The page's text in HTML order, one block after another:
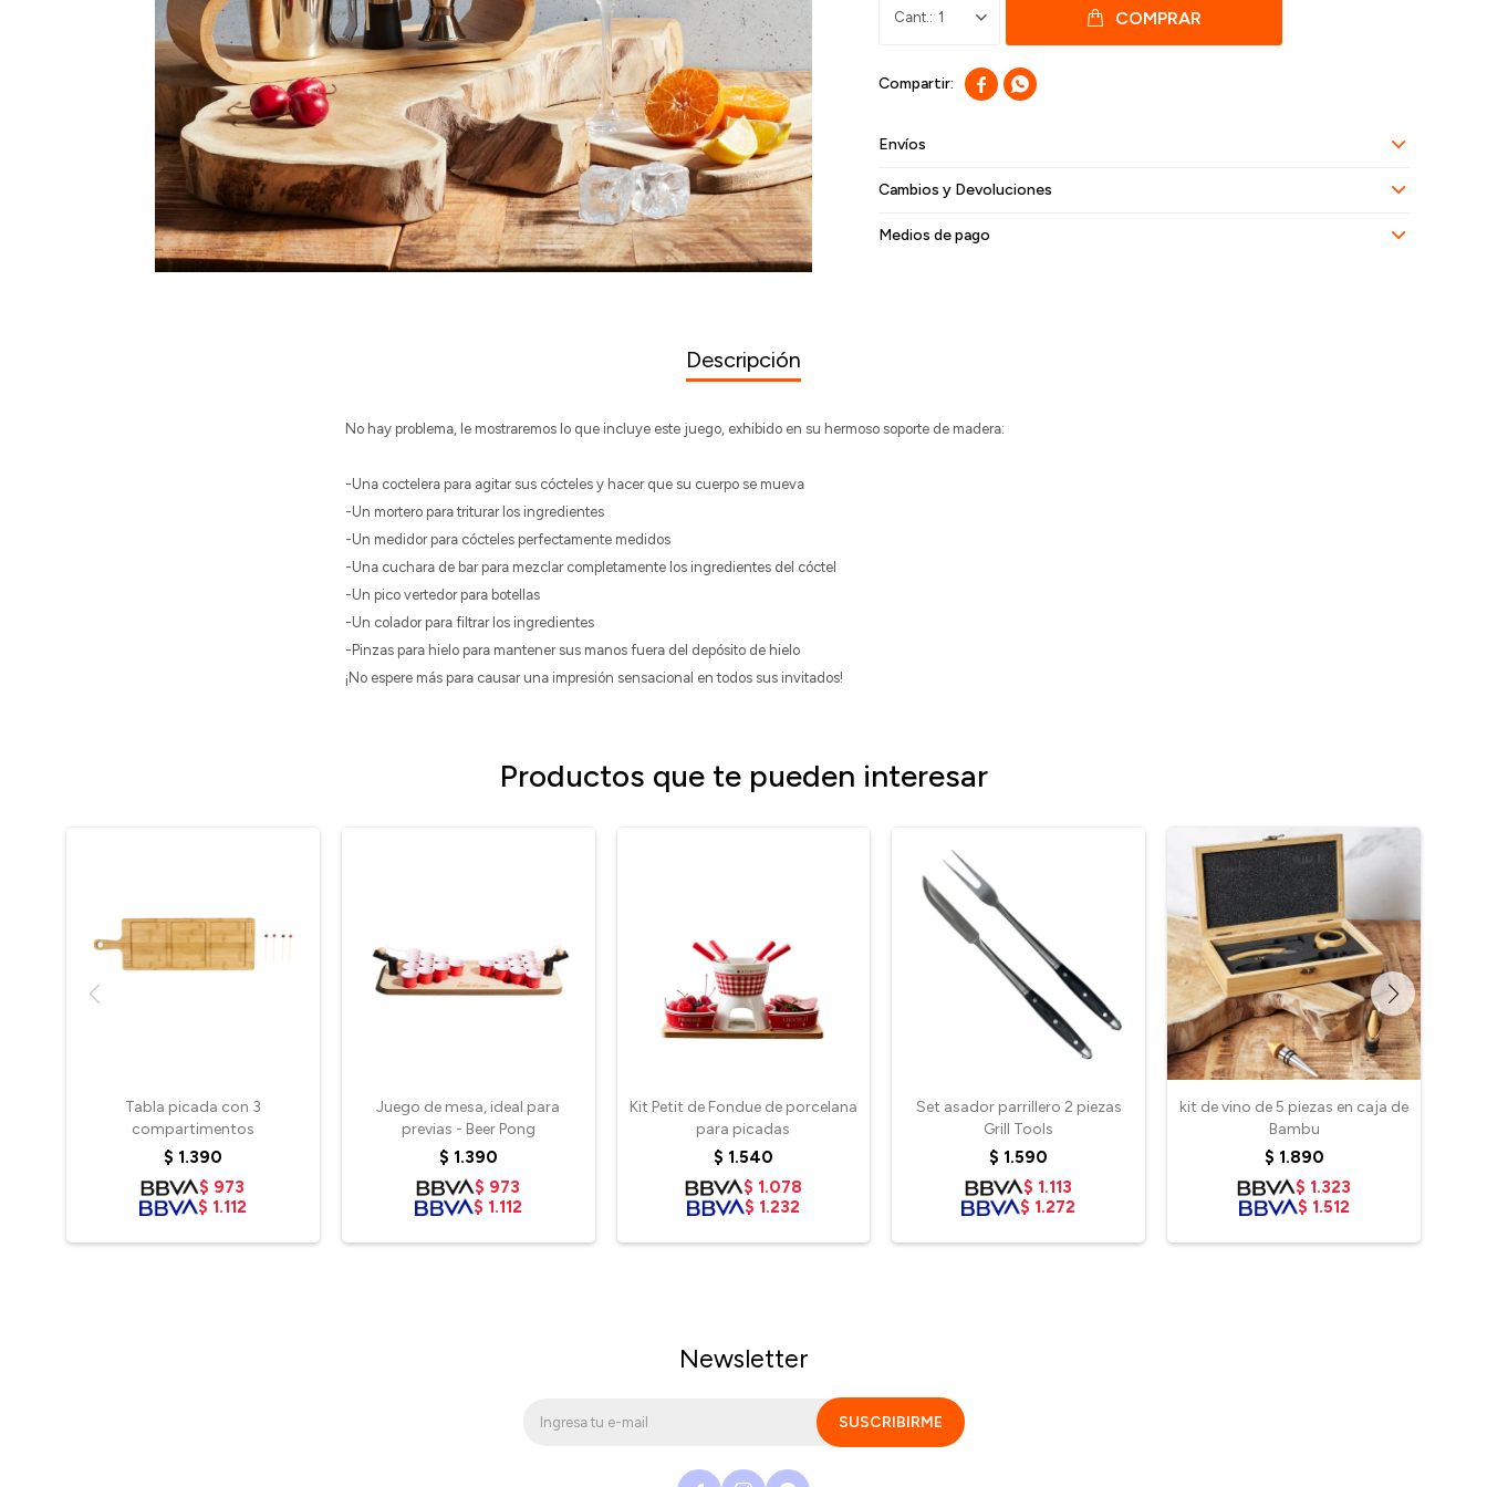
1 COMPRAR
 
Envíos
Cambios y Devoluciones
Medios de pago
Descripción
No hay problema, le mostraremos lo que incluye este juego, exhibido en su hermoso soporte de madera:
-Una coctelera para agitar sus cócteles y hacer que su cuerpo se mueva
-Un mortero para triturar los ingredientes
-Un medidor para cócteles perfectamente medidos
-Una cuchara de bar para mezclar completamente los ingredientes del cóctel
-Un pico vertedor para botellas
-Un colador para filtrar los ingredientes
-Pinzas para hielo para mantener sus manos fuera del depósito de hielo
¡No espere más para causar una impresión sensacional en todos sus invitados!
Productos que te pueden interesar
Tabla picada con 3
compartimentos
$ 1.390
$ 973
$ 1.112
Juego de mesa, ideal para
previas - Beer Pong
$ 1.390
$ 973
$ 1.112
Kit Petit de Fondue de porcelana
para picadas
$ 1.540
$ 1.078
$ 1.232
Set asador parrillero 2 piezas
Grill Tools
$ 1.590
$ 1.113
$ 1.272
kit de vino de 5 piezas en caja de
Bambu
$ 1.890
$ 1.323
$ 1.512
Newsletter
SUSCRIBIRME